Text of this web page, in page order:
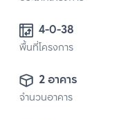
พื้นที่โครงการ
2 อาคาร
จำนวนอาคาร